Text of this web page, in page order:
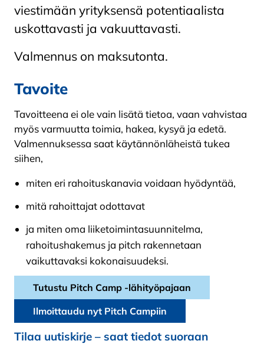
viestimään yrityksensä potentiaalista
uskottavasti ja vakuuttavasti.
Valmennus on maksutonta.
Tavoite
Tavoitteena ei ole vain lisätä tietoa, vaan vahvistaa
myös varmuutta toimia, hakea, kysyä ja edetä.
Valmennuksessa saat käytännönläheistä tukea
siihen,
miten eri rahoituskanavia voidaan hyödyntää,
mitä rahoittajat odottavat
ja miten oma liiketoimintasuunnitelma,
rahoitushakemus ja pitch rakennetaan
vaikuttavaksi kokonaisuudeksi.
Tutustu Pitch Camp -lähityöpajaan
Ilmoittaudu nyt Pitch Campiin
Tilaa uutiskirje – saat tiedot suoraan